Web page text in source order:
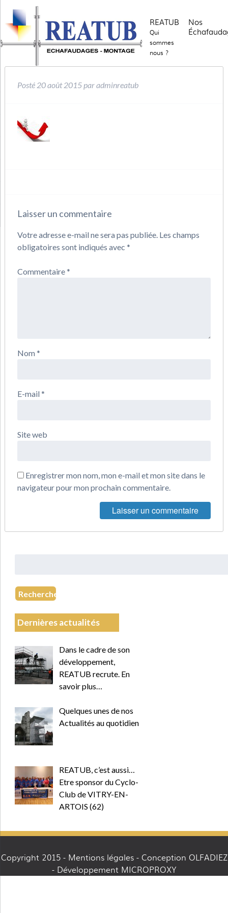
REATUB
Qui
sommes
nous ?
Nos
Posté 20 août 2015paradminreatub
Laisser un commentaire
Votre adresse e-mail ne sera pas publiée. Les champs
obligatoires sont indiqués avec *
Commentaire*
Nom *
E-mail *
Site web
Enregistrer mon nom, mon e-mail et mon site dans le
navigateur pour mon prochain commentaire.
Recherche
Dernières actualités
Dans le cadre de son
développement,
REATUB recrute. En
savoir plus…
Quelques unes de nos
Actualités au quotidien
REATUB, c’est aussi…
Etre sponsor du Cyclo-
Club de VITRY-EN-
ARTOIS (62)
Copyright 2015 - Mentions légales- Conception OLFADIEZ
- Développement MICROPROXY